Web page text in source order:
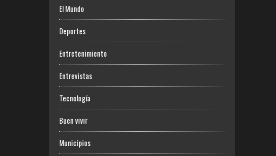
El Mundo
Deportes
Entretenimiento
Entrevistas
Tecnología
Buen vivir
Municipios